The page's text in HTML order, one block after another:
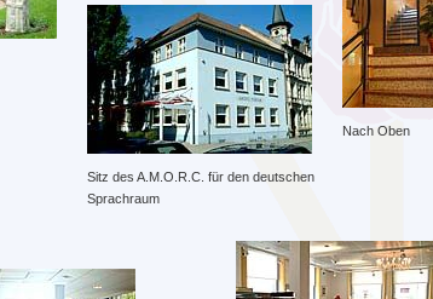
Sitz des A.M.O.R.C. für den deutschen
Sprachraum
Nach Oben